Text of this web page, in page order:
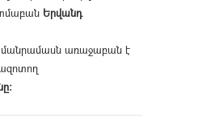
Երվանդ
մանրամասն առաջաբան է